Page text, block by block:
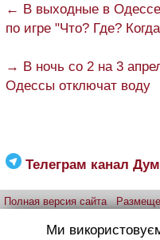
← В выходные в
по игре "Что? Где?
→ В ночь со 2 на 3
Одессы отключат воду
Телеграм канал
Полная версия сайта
Прислать фото через telegram
Ми